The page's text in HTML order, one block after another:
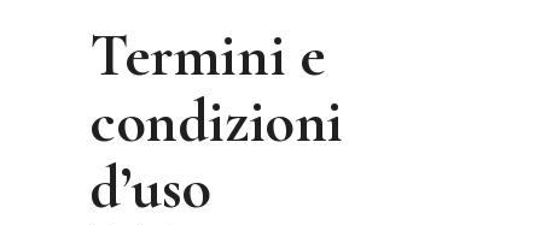
Termini e
condizioni
d’uso